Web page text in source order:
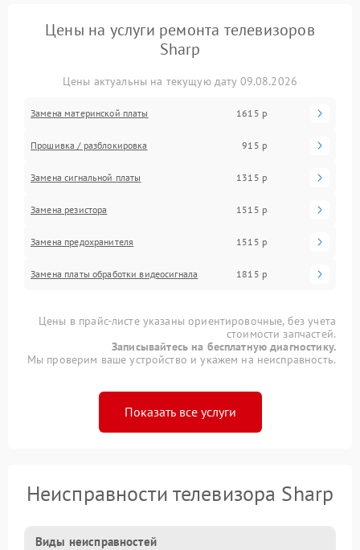
Цены на услуги ремонта телевизоров
Sharp
Цены актуальны на текущую дату 09.08.2026
Замена материнской платы 1615 р
Прошивка / разблокировка 915 р
Замена сигнальной платы 1315 р
Замена резистора 1515 р
Замена предохранителя 1515 р
Замена платы обработки видеосигнала 1815 р
Цены в прайс-листе указаны ориентировочные, без учета
стоимости запчастей.
Записывайтесь на бесплатную диагностику.
Мы проверим ваше устройство и укажем на неисправность.
Показать все услуги
Неисправности телевизора Sharp
Виды неисправностей